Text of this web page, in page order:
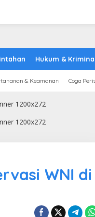
Hukum &
& Keamanan Coga
WNI di